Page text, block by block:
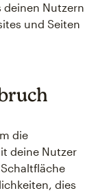
deinen Nutzern
und Seiten
die
deine Nutzer
dies